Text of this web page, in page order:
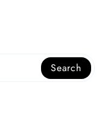
Search